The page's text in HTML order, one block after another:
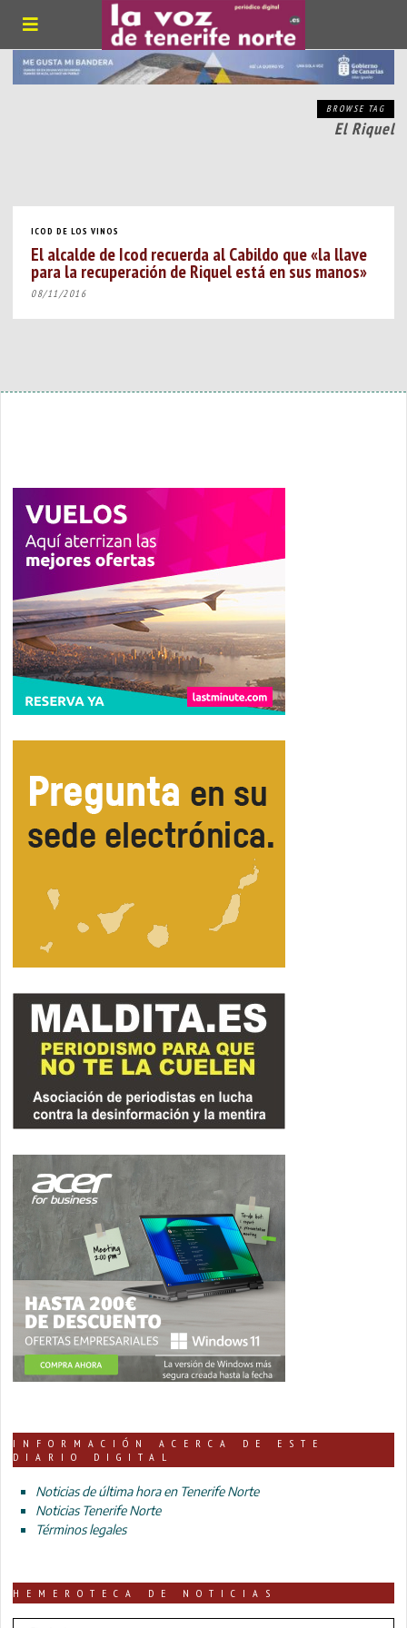
BROWSE TAG
El Riquel
ICOD DE LOS VINOS
El alcalde de Icod recuerda al Cabildo que «la llave
para la recuperación de Riquel está en sus manos»
08/11/2016
INFORMACIÓN ACERCA DE ESTE
DIARIO DIGITAL
Noticias de última hora en Tenerife Norte
Noticias Tenerife Norte
Términos legales
HEMEROTECA DE NOTICIAS